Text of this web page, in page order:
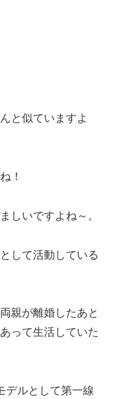
と似ていますよ
！
しいですよね～。
して活動している
親が離婚したあと
って生活していた
デルとして第一線